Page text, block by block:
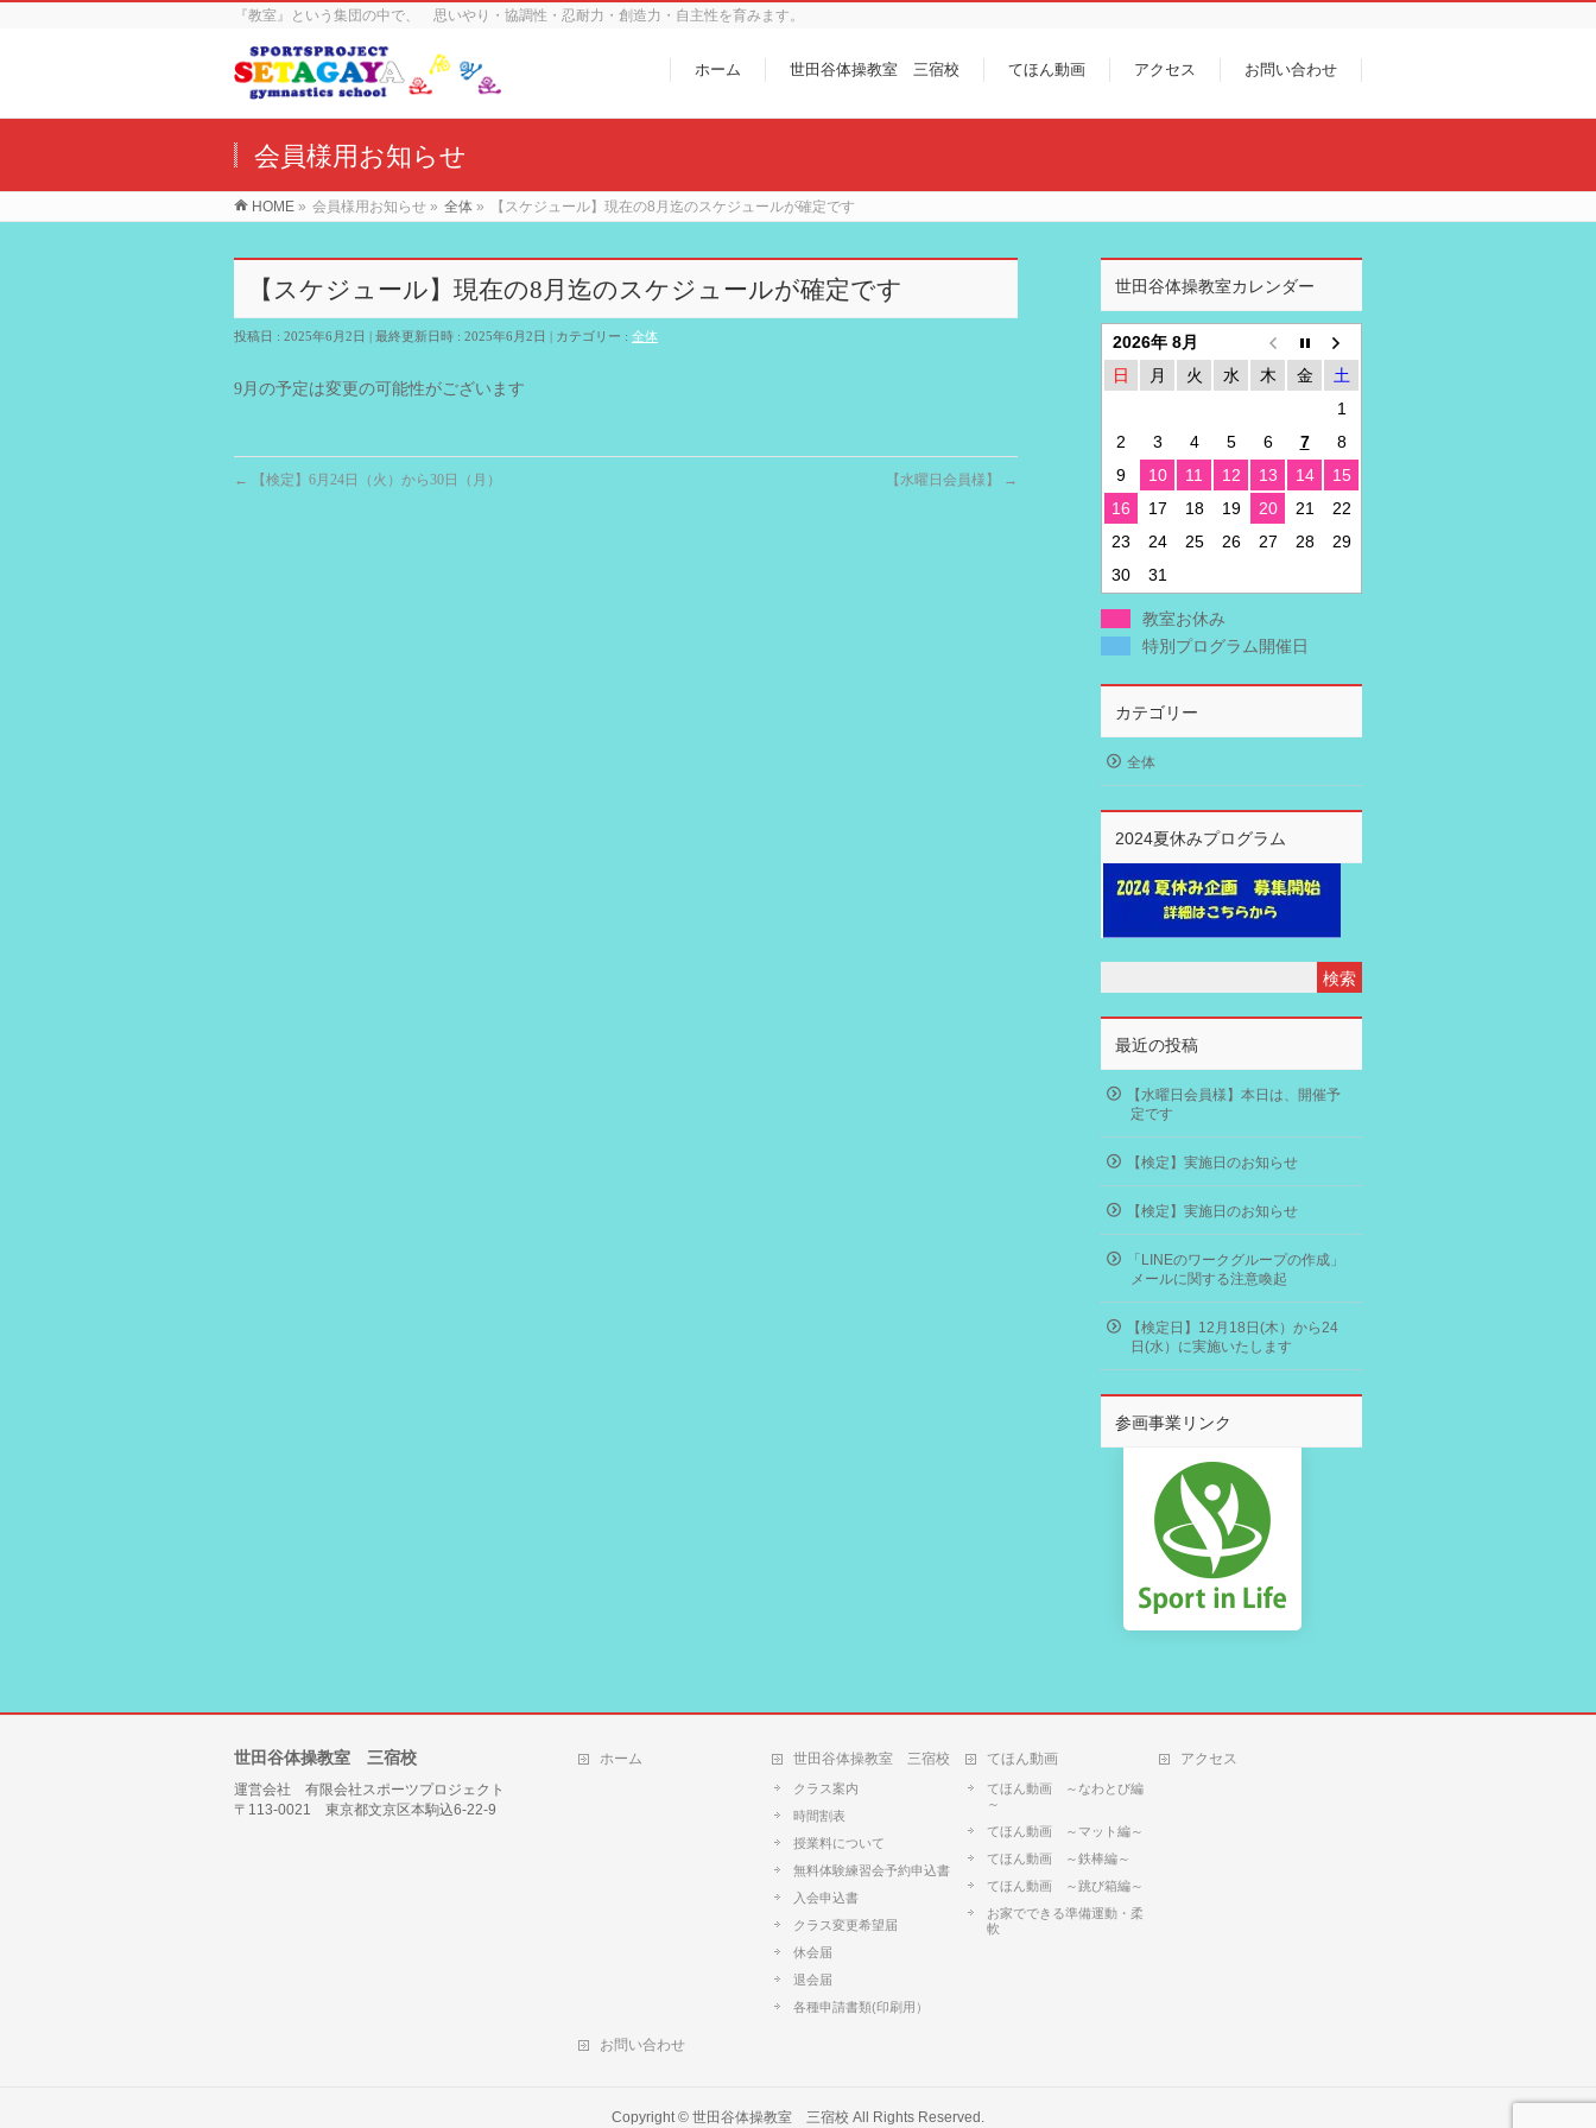
『教室』という集団の中で、 思いやり・協調性・忍耐力・創造力・自主性を育みます。
ホーム 世田谷体操教室 三宿校 てほん動画 アクセス お問い合わせ
会員様用お知らせ
HOME » 会員様用お知らせ » 全体 » 【スケジュール】現在の8月迄のスケジュールが確定です
【スケジュール】現在の8月迄のスケジュールが確定です
投稿日 : 2025年6月2日 最終更新日時 : 2025年6月2日 カテゴリー : 全体
9月の予定は変更の可能性がございます
← 【検定】6月24日（火）から30日（月） 【水曜日会員様】 →
世田谷体操教室カレンダー
2026年 8月
日
月 火 水 木 金
土
1
2
3 4 5 6 7
8
9
10 11 12 13 14
15
16
17 18 19 20 21
22
23
24 25 26 27 28
29
30
31
教室お休み
特別プログラム開催日
カテゴリー
全体
2024夏休みプログラム
最近の投稿
【水曜日会員様】本日は、開催予
定です
【検定】実施日のお知らせ
【検定】実施日のお知らせ
「LINEのワークグループの作成」
メールに関する注意喚起
【検定日】12月18日(木）から24
日(水）に実施いたします
参画事業リンク
世田谷体操教室 三宿校
運営会社 有限会社スポーツプロジェクト
〒113-0021 東京都文京区本駒込6-22-9
ホーム 世田谷体操教室 三宿校
クラス案内
時間割表
授業料について
無料体験練習会予約申込書
入会申込書
クラス変更希望届
休会届
退会届
各種申請書類(印刷用）
てほん動画
てほん動画 ～なわとび編
～
てほん動画 ～マット編～
てほん動画 ～鉄棒編～
てほん動画 ～跳び箱編～
お家でできる準備運動・柔
軟
アクセス
お問い合わせ
Copyright © 世田谷体操教室 三宿校 All Rights Reserved.